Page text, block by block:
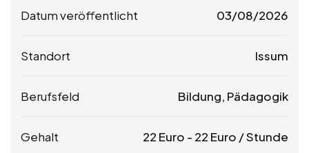
Datum veröffentlicht 03/08/2026
Standort Issum
Berufsfeld Bildung, Pädagogik
Gehalt 22 Euro - 22 Euro / Stunde